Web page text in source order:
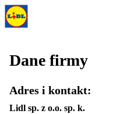
Dane firmy
Adres i kontakt:
Lidl sp. z o.o. sp. k.